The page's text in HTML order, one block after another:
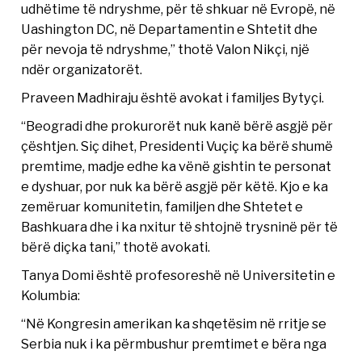
udhëtime të ndryshme, për të shkuar në Evropë, në
Uashington DC, në Departamentin e Shtetit dhe
për nevoja të ndryshme,” thotë Valon Nikçi, një
ndër organizatorët.
Praveen Madhiraju është avokat i familjes Bytyçi.
“Beogradi dhe prokurorët nuk kanë bërë asgjë për
çështjen. Siç dihet, Presidenti Vuçiç ka bërë shumë
premtime, madje edhe ka vënë gishtin te personat
e dyshuar, por nuk ka bërë asgjë për këtë. Kjo e ka
zemëruar komunitetin, familjen dhe Shtetet e
Bashkuara dhe i ka nxitur të shtojnë trysninë për të
bërë diçka tani,” thotë avokati.
Tanya Domi është profesoreshë në Universitetin e
Kolumbia:
“Në Kongresin amerikan ka shqetësim në rritje se
Serbia nuk i ka përmbushur premtimet e bëra nga